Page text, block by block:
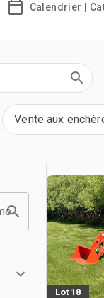
Calendrier |
Vente aux
Recherche dans le catalogue d'événements
Lot 18